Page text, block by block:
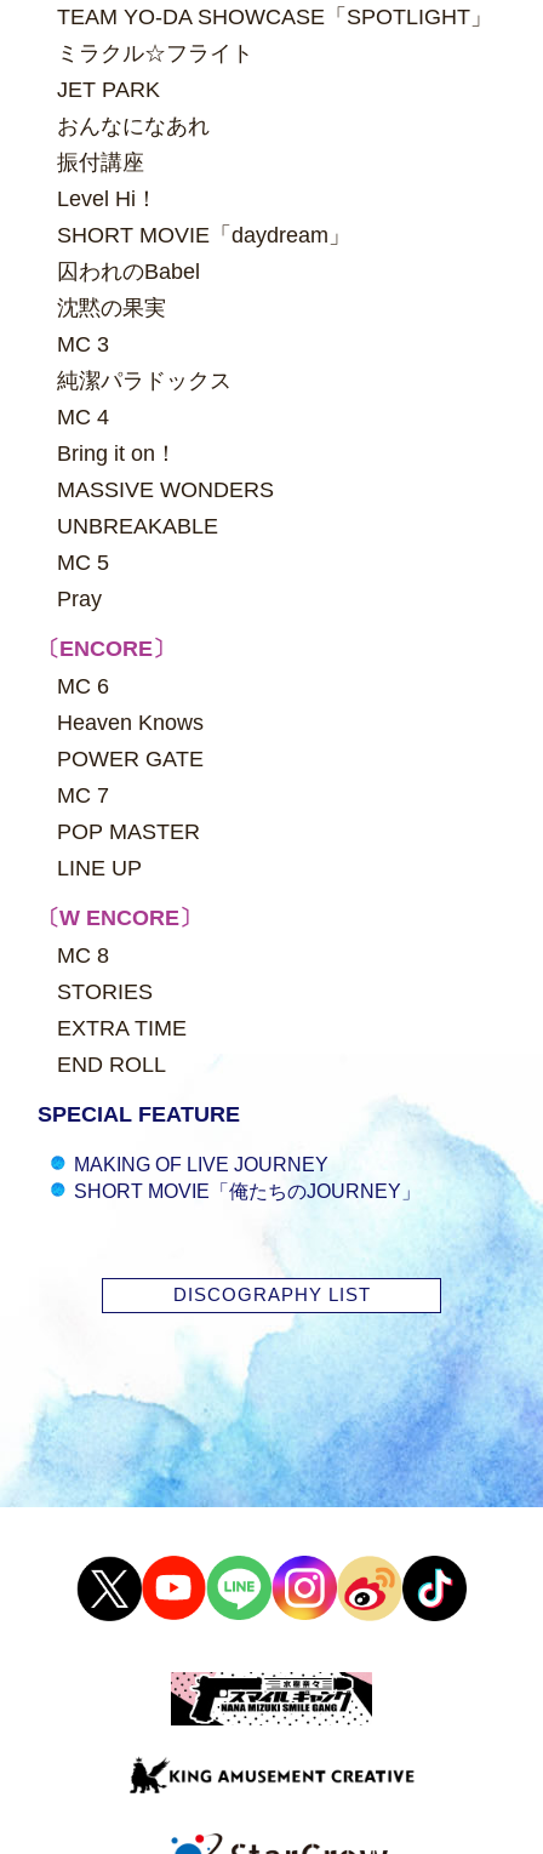
TEAM YO-DA SHOWCASE「SPOTLIGHT」
ミラクル☆フライト
JET PARK
おんなになあれ
振付講座
Level Hi！
SHORT MOVIE「daydream」
囚われのBabel
沈黙の果実
MC 3
純潔パラドックス
MC 4
Bring it on！
MASSIVE WONDERS
UNBREAKABLE
MC 5
Pray
〔ENCORE〕
MC 6
Heaven Knows
POWER GATE
MC 7
POP MASTER
LINE UP
〔W ENCORE〕
MC 8
STORIES
EXTRA TIME
END ROLL
SPECIAL FEATURE
MAKING OF LIVE JOURNEY
SHORT MOVIE「俺たちのJOURNEY」
DISCOGRAPHY LIST